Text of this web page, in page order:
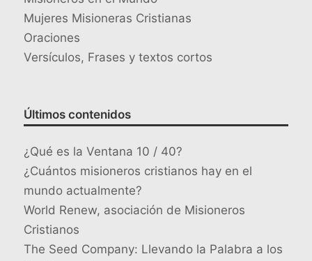
Mujeres Misioneras Cristianas
Oraciones
Versículos, Frases y textos cortos
Últimos contenidos
¿Qué es la Ventana 10 / 40?
¿Cuántos misioneros cristianos hay en el
mundo actualmente?
World Renew, asociación de Misioneros
Cristianos
The Seed Company: Llevando la Palabra a los